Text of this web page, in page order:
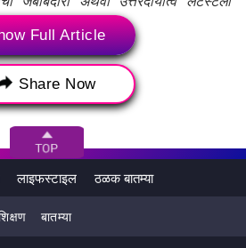
Video Auckland
World Cup 2024
Series
Full Article
Share Now
लाइफस्टाइल ठळक बातम्या
बातम्या